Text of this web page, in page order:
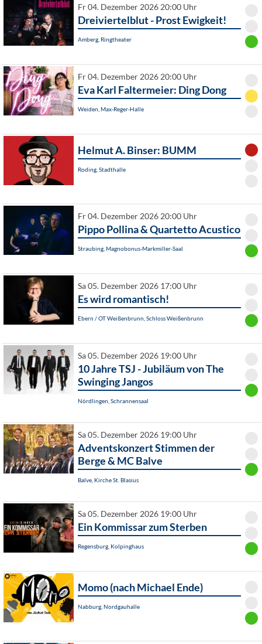
Fr 04. Dezember 2026 20:00 Uhr
Dreiviertelblut - Prost Ewigkeit!
Amberg, Ringtheater
Fr 04. Dezember 2026 20:00 Uhr
Eva Karl Faltermeier: Ding Dong
Weiden, Max-Reger-Halle
Helmut A. Binser: BUMM
Roding, Stadthalle
Fr 04. Dezember 2026 20:00 Uhr
Pippo Pollina & Quartetto Acustico
Straubing, Magnobonus-Markmiller-Saal
Sa 05. Dezember 2026 17:00 Uhr
Es wird romantisch!
Ebern / OT Weißenbrunn, Schloss Weißenbrunn
Sa 05. Dezember 2026 19:00 Uhr
10 Jahre TSJ - Jubiläum von The
Swinging Jangos
Nördlingen, Schrannensaal
Sa 05. Dezember 2026 19:00 Uhr
Adventskonzert Stimmen der
Berge & MC Balve
Balve, Kirche St. Blasius
Sa 05. Dezember 2026 19:00 Uhr
Ein Kommissar zum Sterben
Regensburg, Kolpinghaus
Momo (nach Michael Ende)
Nabburg, Nordgauhalle